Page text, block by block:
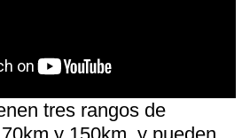
tres rangos de